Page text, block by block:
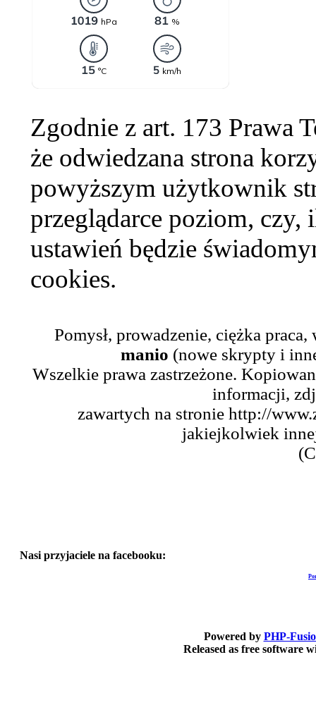
Zgodnie z art. 173 Prawa
że odwiedzana strona
powyższym użytkownik
przeglądarce poziom,
ustawień będzie
cookies.
Pomysł, prowadzenie, ciężka
manio (nowe skrypty i
Wszelkie prawa zastrzeżone.
informacji,
zawartych na stronie http://
jakiejkolwiek
Nasi przyjaciele na facebooku:
Powered by PHP-
Released as free software